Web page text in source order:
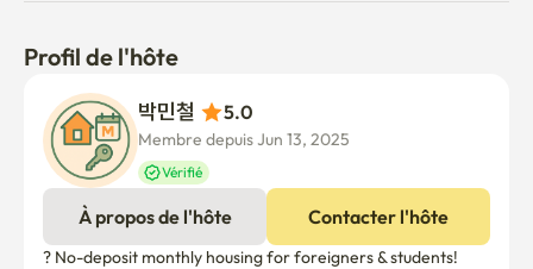
présenter une entreprise qui peut être louée!
[Profit d'utilisation]
🍳 Ustensiles de cuisine
une poêle à frire/pot
Réfrigérateur / Micro-ondes / Gamme de gaz / Vaisselle
pour 2 personnes / tasse
Profil de l'hôte
5.0
Membre depuis Jun 13, 2025
Vérifié
À propos de l'hôte Contacter l'hôte
? No-deposit monthly housing for foreigners & students!